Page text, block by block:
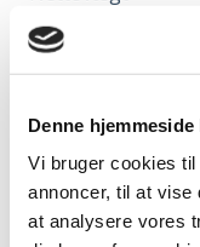
Denne
Vi bruger cookies
annoncer, til at vise
at analysere vores
INFO
Fabrikant